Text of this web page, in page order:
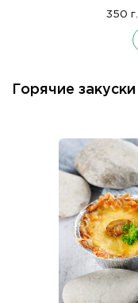
350 г.
Горячие закуски